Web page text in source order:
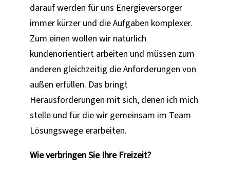
darauf werden für uns Energieversorger
immer kürzer und die Aufgaben komplexer.
Zum einen wollen wir natürlich
kundenorientiert arbeiten und müssen zum
anderen gleichzeitig die Anforderungen von
außen erfüllen. Das bringt
Herausforderungen mit sich, denen ich mich
stelle und für die wir gemeinsam im Team
Lösungswege erarbeiten.
Wie verbringen Sie Ihre Freizeit?